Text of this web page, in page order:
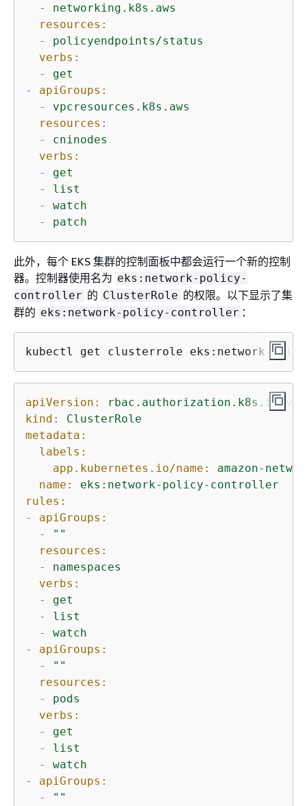
-
networking.k8s.aws
resources:
-
policyendpoints/status
verbs:
-
get
-
apiGroups:
-
vpcresources.k8s.aws
resources:
-
cninodes
verbs:
-
get
-
list
-
watch
-
patch
此外，每个 EKS 集群的控制面板中都会运行一个新的控制
器。控制器使用名为 eks:network-policy-
controller 的 ClusterRole 的权限。以下显示了集
群的 eks:network-policy-controller ：
kubectl get clusterrole eks:network-
apiVersion:
rbac.authorization.k8s.io/v1
kind:
ClusterRole
metadata:
labels:
app.kubernetes.io/name:
amazon-
name:
eks:network-policy-controller
rules:
-
apiGroups:
-
""
resources:
-
namespaces
verbs:
-
get
-
list
-
watch
-
apiGroups:
-
""
resources:
-
pods
verbs:
-
get
-
list
-
watch
-
apiGroups:
-
""